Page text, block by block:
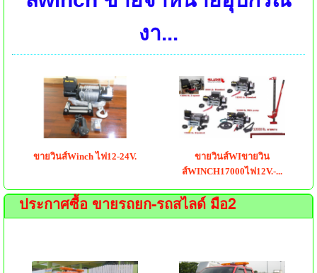
งา...
ขายวินส์Winch ไฟ12-24V.
ขายวินส์WIขายวิน
ส์WINCH17000ไฟ12V.-...
ประกาศซื้อ ขายรถยก-รถสไลด์ มือ2